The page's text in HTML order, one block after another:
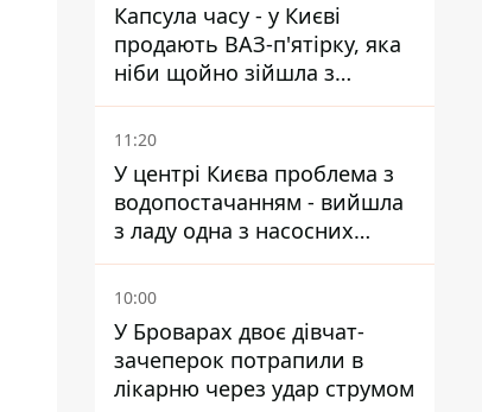
Капсула часу - у Києві
продають ВАЗ-п'ятірку, яка
ніби щойно зійшла з
конвейєра
11:20
У центрі Києва проблема з
водопостачанням - вийшла
з ладу одна з насосних
станцій
10:00
У Броварах двоє дівчат-
зачеперок потрапили в
лікарню через удар струмом